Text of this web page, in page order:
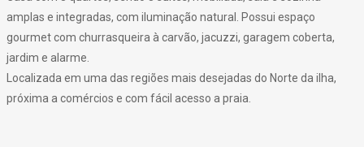
amplas e integradas, com iluminação natural. Possui espaço
gourmet com churrasqueira à carvão, jacuzzi, garagem coberta,
jardim e alarme.
Localizada em uma das regiões mais desejadas do Norte da ilha,
próxima a comércios e com fácil acesso a praia.